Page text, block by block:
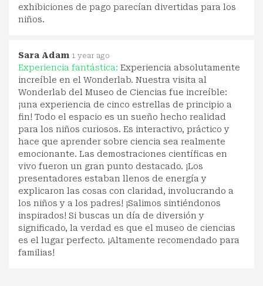
exhibiciones de pago parecían divertidas para los
niños.
Sara Adam 1 year ago
Experiencia fantástica: Experiencia absolutamente
increíble en el Wonderlab. Nuestra visita al
Wonderlab del Museo de Ciencias fue increíble:
¡una experiencia de cinco estrellas de principio a
fin! Todo el espacio es un sueño hecho realidad
para los niños curiosos. Es interactivo, práctico y
hace que aprender sobre ciencia sea realmente
emocionante. Las demostraciones científicas en
vivo fueron un gran punto destacado. ¡Los
presentadores estaban llenos de energía y
explicaron las cosas con claridad, involucrando a
los niños y a los padres! ¡Salimos sintiéndonos
inspirados! Si buscas un día de diversión y
significado, la verdad es que el museo de ciencias
es el lugar perfecto. ¡Altamente recomendado para
familias!